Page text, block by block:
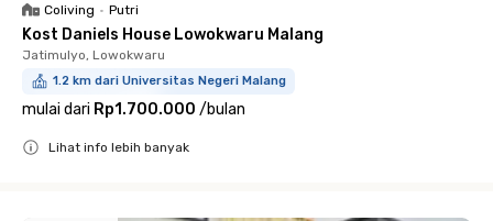
Coliving • Putri
Kost Daniels House Lowokwaru Malang
Jatimulyo, Lowokwaru
1.2 km dari Universitas Negeri Malang
mulai dari Rp1.700.000 /bulan
Lihat info lebih banyak